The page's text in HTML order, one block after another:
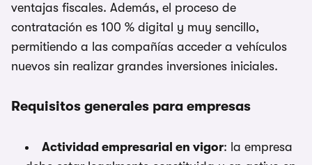
ventajas fiscales. Además, el proceso de
contratación es 100 % digital y muy sencillo,
permitiendo a las compañías acceder a vehículos
nuevos sin realizar grandes inversiones iniciales.
Requisitos generales para empresas
Actividad empresarial en vigor: la empresa